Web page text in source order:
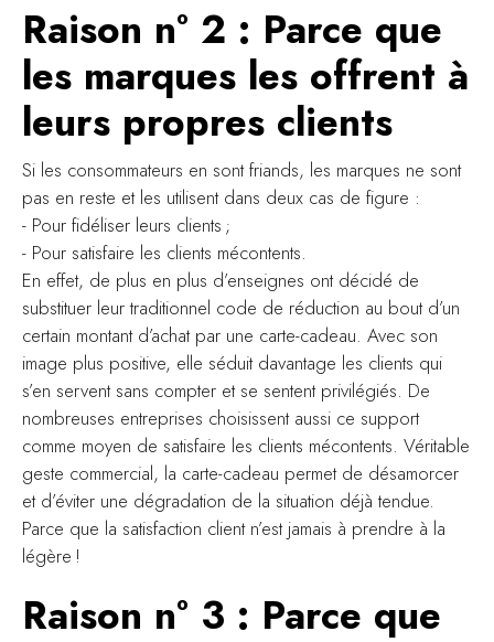
Raison n° 2 : Parce que
les marques les offrent à
leurs propres clients
Si les consommateurs en sont friands, les marques ne sont
pas en reste et les utilisent dans deux cas de figure :
- Pour fidéliser leurs clients ;
- Pour satisfaire les clients mécontents.
En effet, de plus en plus d’enseignes ont décidé de
substituer leur traditionnel code de réduction au bout d’un
certain montant d’achat par une carte-cadeau. Avec son
image plus positive, elle séduit davantage les clients qui
s’en servent sans compter et se sentent privilégiés. De
nombreuses entreprises choisissent aussi ce support
comme moyen de satisfaire les clients mécontents. Véritable
geste commercial, la carte-cadeau permet de désamorcer
et d’éviter une dégradation de la situation déjà tendue.
Parce que la satisfaction client n’est jamais à prendre à la
légère !
Raison n° 3 : Parce que